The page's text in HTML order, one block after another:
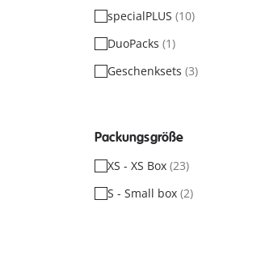
specialPLUS (10)
DuoPacks (1)
Geschenksets (3)
Packungsgröße
XS - XS Box (23)
S - Small box (2)